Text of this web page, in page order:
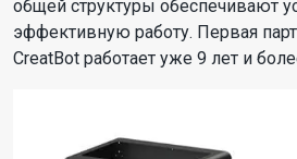
общей структуры обеспечивают
эффективную работу. Первая
CreatBot работает уже 9 лет и